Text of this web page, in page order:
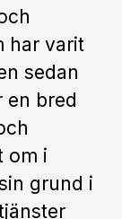
har varit
sedan
en bred
om i
grund i